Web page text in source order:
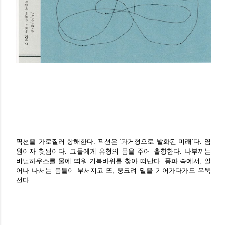
픽션을 가로질러 항해한다. 픽션은 ‘과거형으로 발화된 미래’다. 염
원이자 헛됨이다. 그들에게 유형의 몸을 주어 출항한다. 나부끼는
비닐하우스를 물에 띄워 거북바위를 찾아 떠난다. 풍파 속에서, 일
어나 나서는 몸들이 부서지고 또, 웅크려 밑을 기어가다가도 우뚝
선다.